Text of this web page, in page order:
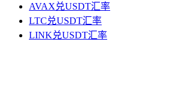
AVAX兑USDT汇率
LTC兑USDT汇率
LINK兑USDT汇率